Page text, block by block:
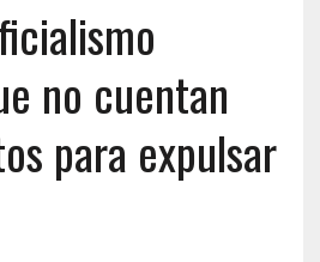
no cuentan
para expulsar